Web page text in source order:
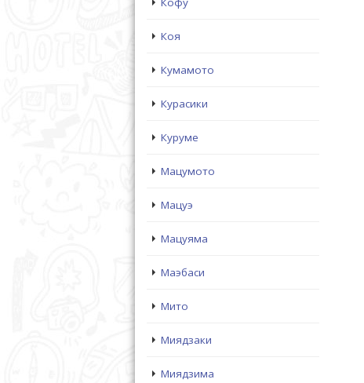
Коя
Кумамото
Курасики
Куруме
Мацумото
Мацуэ
Мацуяма
Маэбаси
Мито
Миядзаки
Миядзима